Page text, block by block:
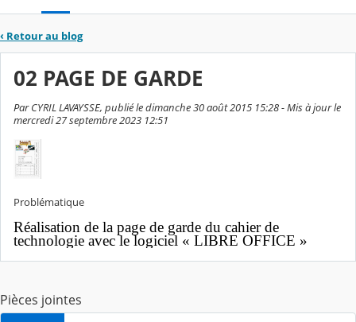
‹ Retour au blog
02 PAGE DE GARDE
Par CYRIL LAVAYSSE, publié le dimanche 30 août 2015 15:28 - Mis à jour le
mercredi 27 septembre 2023 12:51
Problématique
Réalisation de la page de garde du cahier de
technologie avec le logiciel « LIBRE OFFICE »
Pièces jointes